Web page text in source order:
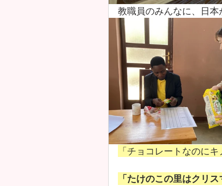
教職員のみんなに、日本
「チョコレートなのに
「たけのこの里はクリ